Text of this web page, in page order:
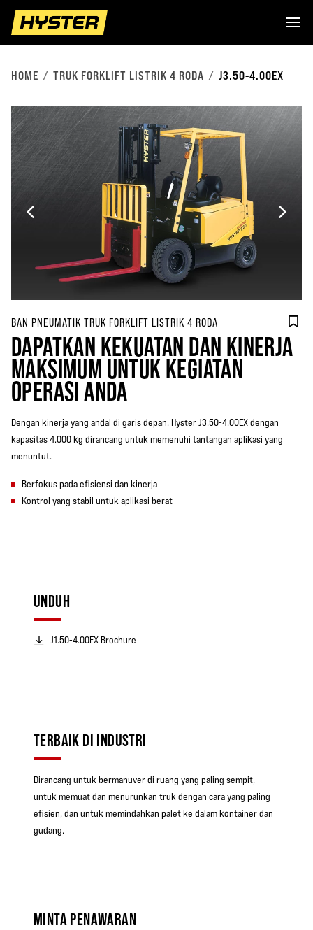
HOME TRUK FORKLIFT LISTRIK 4 RODA J3.50-4.00EX
BAN PNEUMATIK TRUK FORKLIFT LISTRIK 4 RODA
DAPATKAN KEKUATAN DAN KINERJA
MAKSIMUM UNTUK KEGIATAN
OPERASI ANDA
Dengan kinerja yang andal di garis depan, Hyster J3.50-4.00EX dengan
kapasitas 4.000 kg dirancang untuk memenuhi tantangan aplikasi yang
menuntut.
Berfokus pada efisiensi dan kinerja
Kontrol yang stabil untuk aplikasi berat
UNDUH
J1.50-4.00EX Brochure
TERBAIK DI INDUSTRI
Dirancang untuk bermanuver di ruang yang paling sempit,
untuk memuat dan menurunkan truk dengan cara yang paling
efisien, dan untuk memindahkan palet ke dalam kontainer dan
gudang.
MINTA PENAWARAN